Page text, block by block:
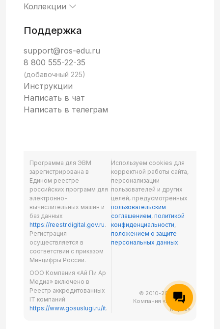
Коллекции
Поддержка
support@ros-edu.ru
8 800 555-22-35
(добавочный 225)
Инструкции
Написать в чат
Написать в телеграм
Программа для ЭВМ
зарегистрирована в
Едином реестре
российских программ для
электронно-
вычислительных машин и
баз данных
https://reestr.digital.gov.ru.
Регистрация
осуществляется в
соответствии с приказом
Минцифры России.
ООО Компания «Ай Пи Ар
Медиа» включено в
Реестр аккредитованных
IT компаний
https://www.gosuslugi.ru/it.
Используем cookies для
корректной работы сайта,
персонализации
пользователей и других
целей, предусмотренных
пользовательским
соглашением,политикой
конфиденциальности,
положением о защите
персональных данных.
© 2010-2026 ООО
Компания «Ай Пи Ар
Медиа»